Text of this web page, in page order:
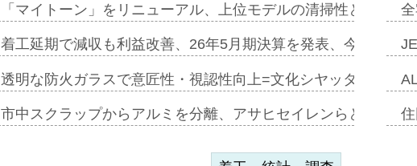
「マイトーン」をリニューアル、上位モデルの清掃性と安全
着工延期で減収も利益改善、26年5月期決算を発表、今期は増
透明な防火ガラスで意匠性・視認性向上=文化シヤッター…
市中スクラップからアルミを分離、アサヒセイレンらと協働開